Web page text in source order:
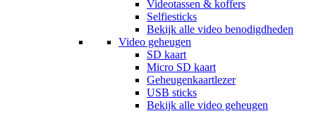
Videotassen & koffers
Selfiesticks
Bekijk alle video benodigdheden
Video geheugen
SD kaart
Micro SD kaart
Geheugenkaartlezer
USB sticks
Bekijk alle video geheugen